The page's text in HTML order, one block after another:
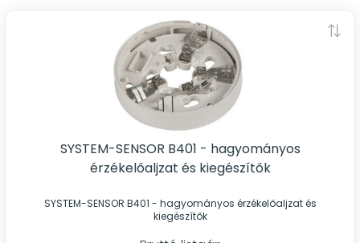
SYSTEM-SENSOR B401 - hagyományos
érzékelőaljzat és kiegészítők
SYSTEM-SENSOR B401 - hagyományos érzékelőaljzat és
kiegészítők